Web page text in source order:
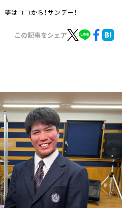
はココから！サンデー！
この記事をシェア